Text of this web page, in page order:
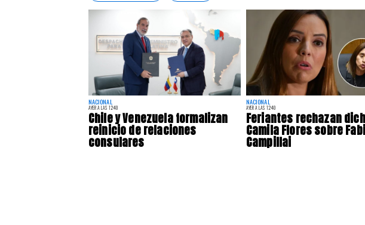
NACIONAL
AYER A LAS 12:40
Chile y Venezuela formalizan
reinicio de relaciones
consulares
NACIONAL
AYER A LAS 12:40
Feriantes rechazan
Camila Flores sobre
Campillai